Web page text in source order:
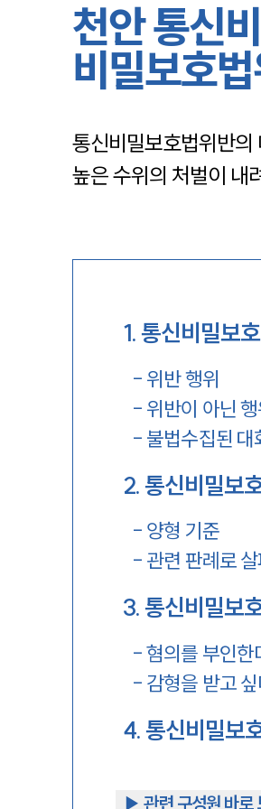
천안 통신
비밀보호
통신비밀보호법위반
높은 수위의 처벌이 내
1.통신비밀보
- 위반 행위
- 위반이 아닌 행
- 불법수집된 대
2.통신비밀보
- 양형 기준
- 관련 판례로
3.통신비밀보
-혐의를 부인한
- 감형을 받고
4.통신비밀보
▶︎ 관련 구성원 바로